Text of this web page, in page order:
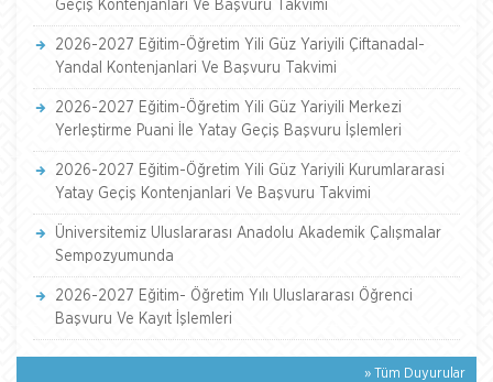
Geçiş Kontenjanlari Ve Başvuru Takvimi
2026-2027 Eğitim-Öğretim Yili Güz Yariyili Çiftanadal-
Yandal Kontenjanlari Ve Başvuru Takvimi
2026-2027 Eğitim-Öğretim Yili Güz Yariyili Merkezi
Yerleştirme Puani İle Yatay Geçiş Başvuru İşlemleri
2026-2027 Eğitim-Öğretim Yili Güz Yariyili Kurumlararasi
Yatay Geçiş Kontenjanlari Ve Başvuru Takvimi
Üniversitemiz Uluslararası Anadolu Akademik Çalışmalar
Sempozyumunda
2026-2027 Eğitim- Öğretim Yılı Uluslararası Öğrenci
Başvuru Ve Kayıt İşlemleri
» Tüm Duyurular